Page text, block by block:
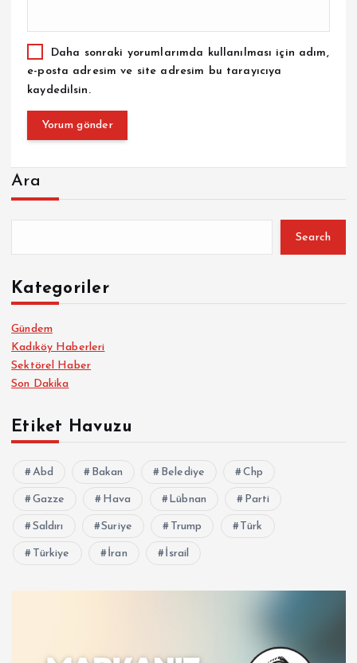
Daha sonraki yorumlarımda kullanılması için adım,
e-posta adresim ve site adresim bu tarayıcıya
kaydedilsin.
Ara
Search
Kategoriler
Gündem
Kadıköy Haberleri
Sektörel Haber
Son Dakika
Etiket Havuzu
Abd Bakan Belediye Chp
Gazze Hava Lübnan Parti
Saldırı Suriye Trump Türk
Türkiye İran İsrail